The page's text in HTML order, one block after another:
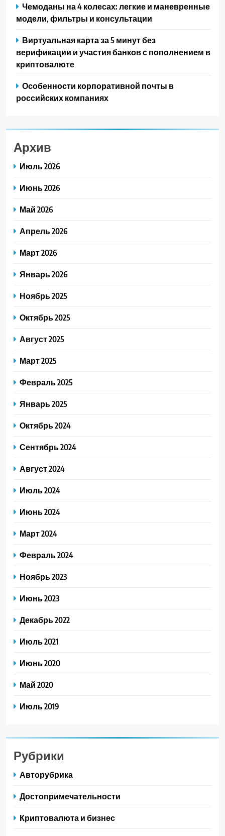
Чемоданы на 4 колесах: легкие и маневренные
модели, фильтры и консультации
Виртуальная карта за 5 минут без
верификации и участия банков с пополнением в
криптовалюте
Особенности корпоративной почты в
российских компаниях
Архив
Июль 2026
Июнь 2026
Май 2026
Апрель 2026
Март 2026
Январь 2026
Ноябрь 2025
Октябрь 2025
Август 2025
Март 2025
Февраль 2025
Январь 2025
Октябрь 2024
Сентябрь 2024
Август 2024
Июль 2024
Июнь 2024
Март 2024
Февраль 2024
Ноябрь 2023
Июнь 2023
Декабрь 2022
Июль 2021
Июнь 2020
Май 2020
Июль 2019
Рубрики
Авторубрика
Достопримечательности
Криптовалюта и бизнес